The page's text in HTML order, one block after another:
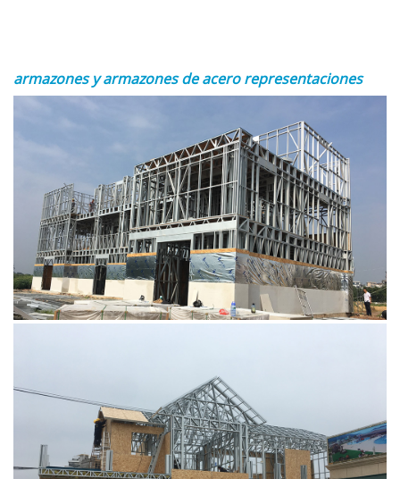
armazones y armazones de acerorepresentaciones